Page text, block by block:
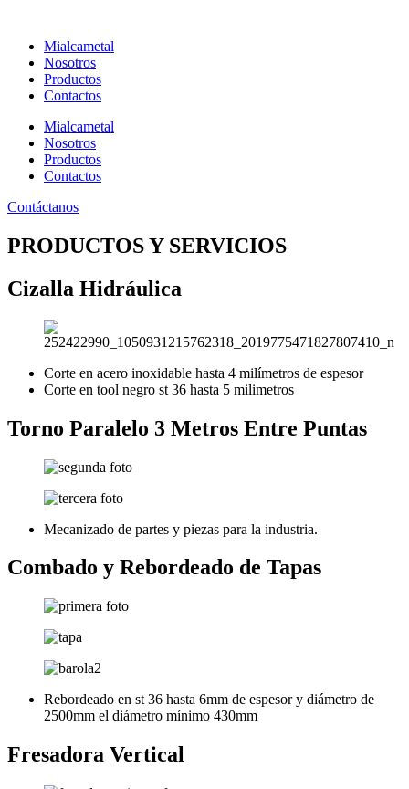
contenidoMialcametal
Nosotros
Productos
Contactos
Mialcametal
Nosotros
Productos
Contactos
Contáctanos
PRODUCTOS Y SERVICIOS
Cizalla Hidráulica
Corte en acero inoxidable hasta 4 milímetros de espesor
Corte en tool negro st 36 hasta 5 milimetros
Torno Paralelo 3 Metros Entre Puntas
Mecanizado de partes y piezas para la industria.
Combado y Rebordeado de Tapas
Rebordeado en st 36 hasta 6mm de espesor y diámetro de
2500mm el diámetro mínimo 430mm
Fresadora Vertical